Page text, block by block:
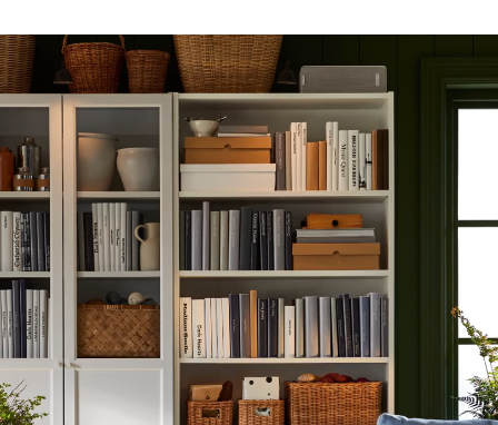
Cuatro maneras de organizar el contenido de una misma librería